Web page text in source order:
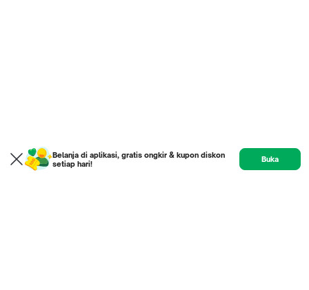
Belanja di aplikasi, gratis ongkir & kupon diskon
setiap hari!
Buka